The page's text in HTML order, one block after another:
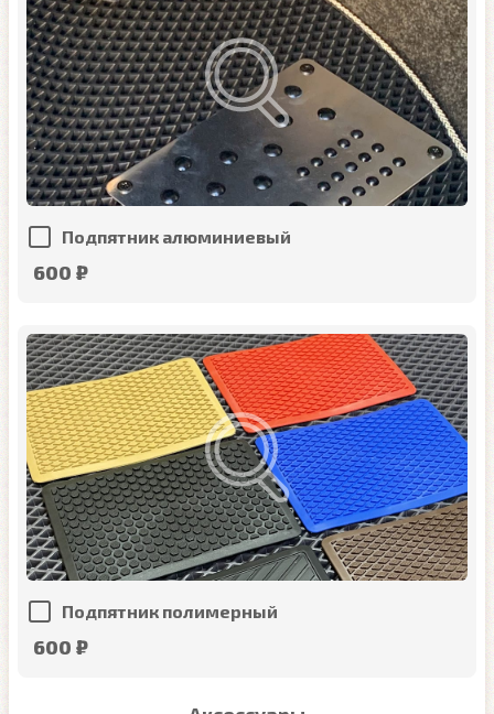
Подпятник алюминиевый
600 ₽
Подпятник полимерный
600 ₽